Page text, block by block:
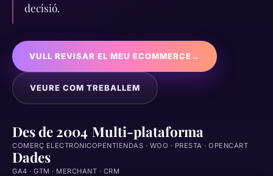
decisió.
VULL REVISAR EL MEU ECOMMERCE→
VEURE COM TREBALLEM
Des de 2004
COMERÇ ELECTRÒNIC
Multi-plataforma
OPENTIENDAS · WOO · PRESTA · OPENCART
Dades
GA4 · GTM · MERCHANT · CRM